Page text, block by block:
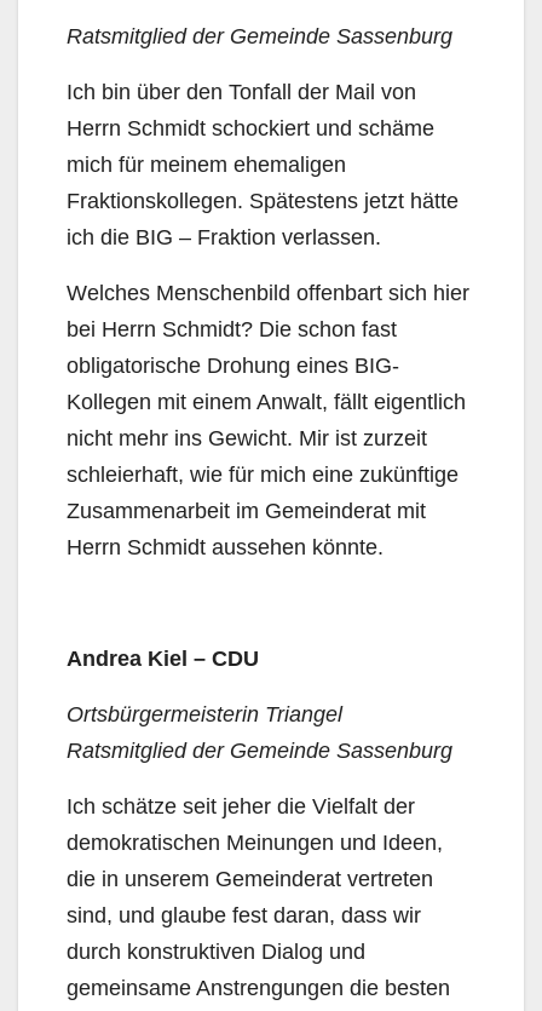
Ratsmitglied der Gemeinde Sassenburg
Ich bin über den Tonfall der Mail von
Herrn Schmidt schockiert und schäme
mich für meinem ehemaligen
Fraktionskollegen. Spätestens jetzt hätte
ich die BIG – Fraktion verlassen.
Welches Menschenbild offenbart sich hier
bei Herrn Schmidt? Die schon fast
obligatorische Drohung eines BIG-
Kollegen mit einem Anwalt, fällt eigentlich
nicht mehr ins Gewicht. Mir ist zurzeit
schleierhaft, wie für mich eine zukünftige
Zusammenarbeit im Gemeinderat mit
Herrn Schmidt aussehen könnte.
Andrea Kiel – CDU
Ortsbürgermeisterin Triangel
Ratsmitglied der Gemeinde Sassenburg
Ich schätze seit jeher die Vielfalt der
demokratischen Meinungen und Ideen,
die in unserem Gemeinderat vertreten
sind, und glaube fest daran, dass wir
durch konstruktiven Dialog und
gemeinsame Anstrengungen die besten